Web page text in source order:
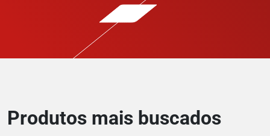
Produtos mais buscados